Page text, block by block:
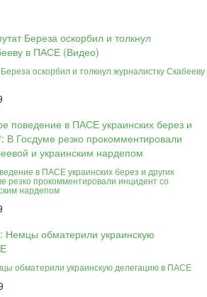
оскорбил и толкнул журналистку Скабееву
в ПАСЕ украинских берез и других
резко прокомментировали инцидент со
нардепом
обматерили украинскую делегацию в ПАСЕ